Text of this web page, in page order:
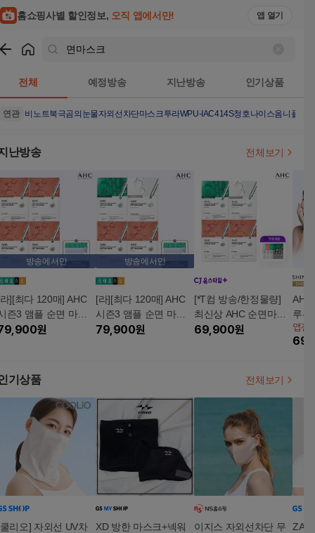
홈쇼핑사별 할인정보, 오직 앱에서만! 앱 열기
전체 예정방송 지난방송 인기상품
연관 비노트북극곰의눈물자외선차단마스크투라WPU-IAC414S청호나이스옴니플러스
난방송 전체보기
방송에서만
][최다 120매] AHC
즌3 앰플 순면 마스
팩 (100매+10매+10
원
방송에서만
[라][최다 120매] AHC
시즌3 앰플 순면 마스
크팩 (퍼밍/카밍/모이스
79,900원
[*T컴 방송/한정물량]
최신상 AHC 순면마스
크 104매
69,900원
AHC
루션
매
라이
앱전
기상품 전체보기
리오] 자외선 UV차
XD 방한 마스크+넥워
이지스 자외선차단 무
ZAR